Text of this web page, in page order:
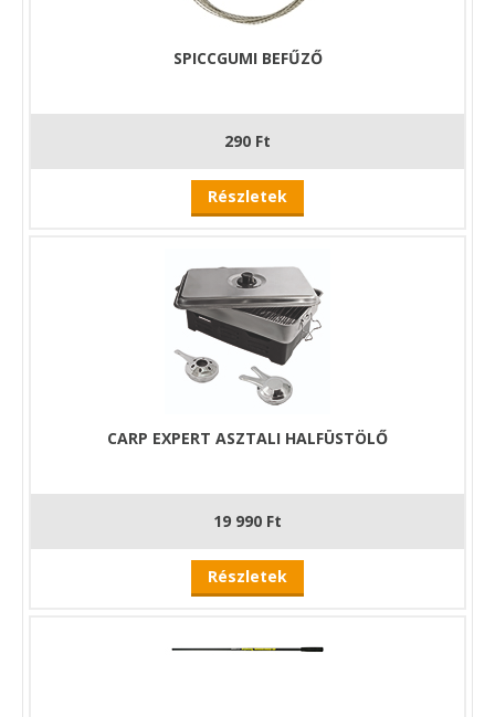
SPICCGUMI BEFŰZŐ
290 Ft
Részletek
CARP EXPERT ASZTALI HALFÜSTÖLŐ
19 990 Ft
Részletek